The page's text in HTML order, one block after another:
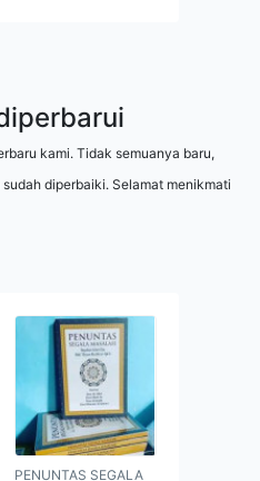
kami. Tidak semuanya baru,
diperbaiki. Selamat menikmati
PENUNTAS SEGALA